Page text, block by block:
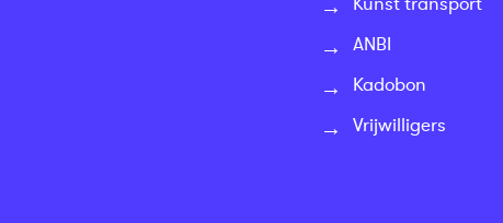
ANBI
Kadobon
Vrijwilligers